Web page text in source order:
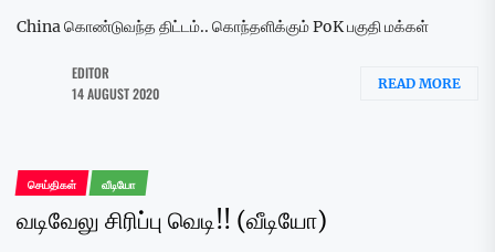
China கொண்டுவந்த திட்டம்.. கொந்தளிக்கும் PoK பகுதி மக்கள்
EDITOR
14 AUGUST 2020
READ MORE
செய்திகள் வீடியோ
வடிவேலு சிரிப்பு வெடி!! (வீடியோ)